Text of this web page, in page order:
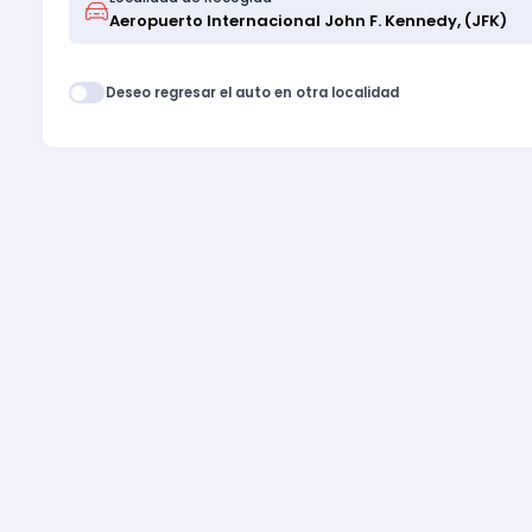
Deseo regresar el auto en otra localidad